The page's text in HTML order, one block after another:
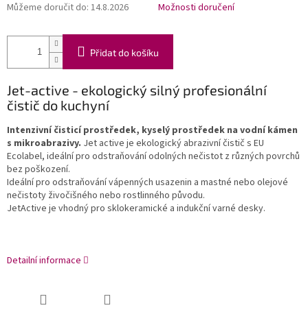
Můžeme doručit do: 14.8.2026 Možnosti doručení
Přidat do košíku
Jet-active - ekologický silný profesionální
čistič do kuchyní
Intenzivní čisticí prostředek, kyselý prostředek na vodní kámen
s mikroabrazivy. Jet active je ekologický abrazivní čistič s EU
Ecolabel, ideální pro odstraňování odolných nečistot z různých povrchů
bez poškození.
Ideální pro odstraňování vápenných usazenin a mastné nebo olejové
nečistoty živočišného nebo rostlinného původu.
JetActive je vhodný pro sklokeramické a indukční varné desky.
Detailní informace